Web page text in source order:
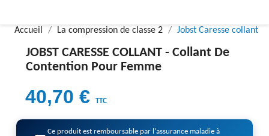
Accueil La compression de classe 2 Jobst Caresse collant
JOBST CARESSE COLLANT - Collant De
Contention Pour Femme
40,70 € TTC
Ce produit est remboursable par l'assurance maladie à